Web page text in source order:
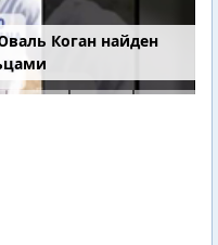
Коган найден